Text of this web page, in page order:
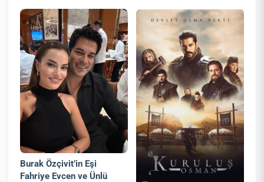
Burak Özçivit’in Eşi
Fahriye Evcen ve Ünlü